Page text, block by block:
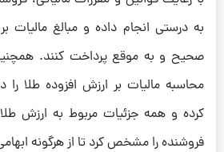
به درستی انجام داده و مبالغ مالیات
صحیح و به موقع پرداخت کنند.
محاسبه مالیات بر ارزش افزوده طلا
کرده و همه جزئیات مربوط به ارزش
فروشنده را مشخص کرد تا از هرگونه